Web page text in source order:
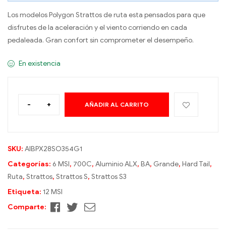
Los modelos Polygon Strattos de ruta esta pensados para que
disfrutes de la aceleración y el viento corriendo en cada
pedaleada. Gran confort sin comprometer el desempeño.
En existencia
- + AÑADIR AL CARRITO
e
t
i
SKU: AIBPX28SO354G1
Categorías: 6 MSI, 700C, Aluminio ALX, BA, Grande, Hard Tail,
Ruta, Strattos, Strattos S, Strattos S3
Etiqueta: 12 MSI
Comparte:
Facebook
TwitterCorreo